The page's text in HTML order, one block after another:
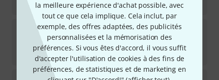
la meilleure expérience d'achat possible, avec
tout ce que cela implique. Cela inclut, par
exemple, des offres adaptées, des publicités
personnalisées et la mémorisation des
préférences. Si vous êtes d'accord, il vous suffit
d'accepter l'utilisation de cookies à des fins de
préférences, de statistiques et de marketing en
338 €
Dunlop Slash Cry Baby Classic
94
Disponible immédiatement
199 €
Morley MTPFW 20/20 Power Fuzz Wah